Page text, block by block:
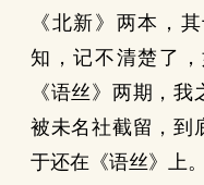
《北新》两本，
知，记不清楚了
《语丝》两期，
被未名社截留，到
于还在《语丝》上。